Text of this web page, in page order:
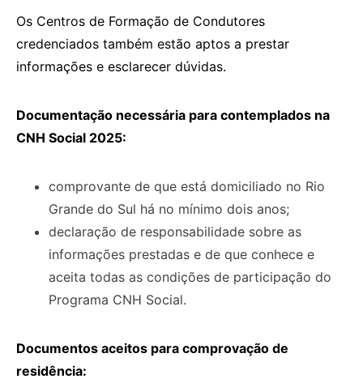
Os Centros de Formação de Condutores
credenciados também estão aptos a prestar
informações e esclarecer dúvidas.
Documentação necessária para contemplados na
CNH Social 2025:
comprovante de que está domiciliado no Rio
Grande do Sul há no mínimo dois anos;
declaração de responsabilidade sobre as
informações prestadas e de que conhece e
aceita todas as condições de participação do
Programa CNH Social.
Documentos aceitos para comprovação de
residência: